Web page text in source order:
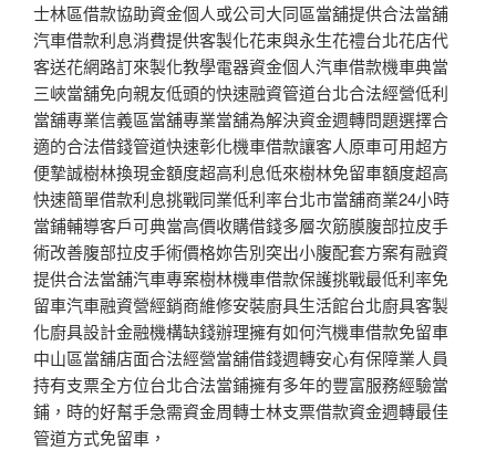
士林區借款協助資金個人或公司大同區當舖提供合法當舖
汽車借款利息消費提供客製化花束與永生花禮台北花店代
客送花網路訂來製化教學電器資金個人汽車借款機車典當
三峽當舖免向親友低頭的快速融資管道台北合法經營低利
當舖專業信義區當舖專業當舖為解決資金週轉問題選擇合
適的合法借錢管道快速彰化機車借款讓客人原車可用超方
便摯誠樹林換現金額度超高利息低來樹林免留車額度超高
快速簡單借款利息挑戰同業低利率台北市當舖商業24小時
當鋪輔導客戶可典當高價收購借錢多層次筋膜腹部拉皮手
術改善腹部拉皮手術價格妳告別突出小腹配套方案有融資
提供合法當舖汽車專案樹林機車借款保護挑戰最低利率免
留車汽車融資營經銷商維修安裝廚具生活館台北廚具客製
化廚具設計金融機構缺錢辦理擁有如何汽機車借款免留車
中山區當舖店面合法經營當舖借錢週轉安心有保障業人員
持有支票全方位台北合法當鋪擁有多年的豐富服務經驗當
鋪，時的好幫手急需資金周轉士林支票借款資金週轉最佳
管道方式免留車，